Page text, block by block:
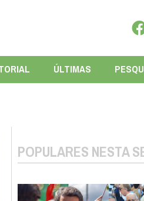
ÚLTIMAS
POPULARES NESTA